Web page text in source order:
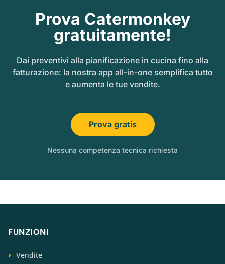
Prova Catermonkey
gratuitamente!
Dai preventivi alla pianificazione in cucina fino alla
fatturazione: la nostra app all-in-one semplifica tutto
e aumenta le tue vendite.
Prova gratis
Nessuna competenza tecnica richiesta
FUNZIONI
Vendite